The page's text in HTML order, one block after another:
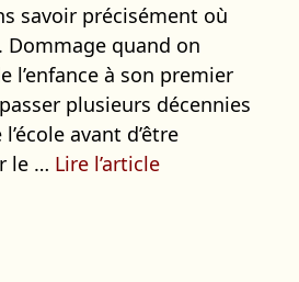
savoir précisément où
Dommage quand on
l’enfance à son premier
plusieurs décennies
avant d’être
le … Lire l’article